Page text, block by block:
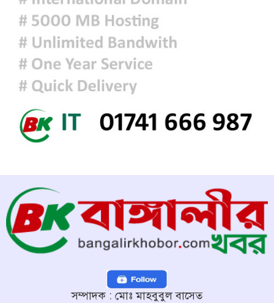
হরমুজ সংকট: বিশ্ববাজারে আরও বাড়ল
তেলের দাম
সম্পাদক : মোঃ মাহবুবুল বাসেত